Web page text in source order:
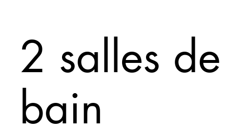
2 salles de
bain